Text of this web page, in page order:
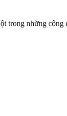
trong những